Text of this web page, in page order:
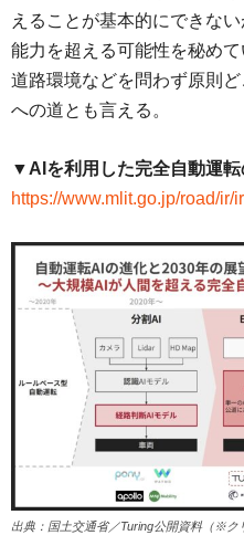
えることが基本的にできな
能力を超える可能性を秘め
道路環境などを問わず原則
への道とも言える。
▼AIを利⽤した完全⾃動運
https://www.mlit.go.jp/road/
出典：国土交通省／Turing公開資料（※ク